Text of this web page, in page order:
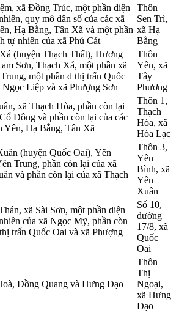
xã Đồng Trúc, một phần diện
quy mô dân số của các xã
Hạ Bằng, Tân Xã và một phần
tự nhiên của xã Phú Cát
Thôn
Sen Trì,
xã Hạ
Bằng
(huyện Thạch Thất), Hương
Sơn, Thạch Xá, một phần xã
một phần d thị trấn Quốc
Ngọc Liệp và xã Phượng Sơn
Thôn
Yên, xã
Tây
Phương
xã Thạch Hòa, phần còn lại
Đông và phần còn lại của các
Yên, Hạ Bằng, Tân Xã
Thôn 1,
Thạch
Hòa, xã
Hòa Lạc
(huyện Quốc Oai), Yên
Trung, phần còn lại của xã
và phần còn lại của xã Thạch
Thôn 3,
Yên
Bình, xã
Yên
Xuân
xã Sài Sơn, một phần diện
của xã Ngọc Mỹ, phần còn
trấn Quốc Oai và xã Phượng
Số 10,
đường
17/8, xã
Quốc
Oai
Đồng Quang và Hưng Đạo
Thôn
Thị
Ngoại,
xã Hưng
Đạo